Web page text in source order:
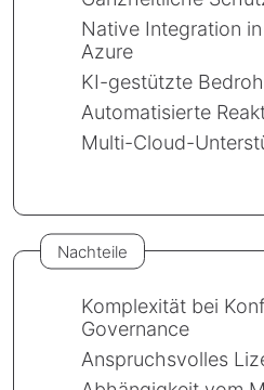
Native Integration
Azure
KI-gestützte
Automatisierte
Multi-Cloud-
Nachteile
Komplexität bei
Governance
Anspruchsvolles